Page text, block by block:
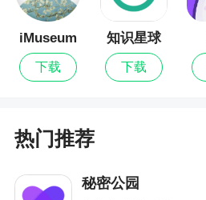
iMuseum
下载
知识星球
最新版
下载
热门推荐
秘密公园